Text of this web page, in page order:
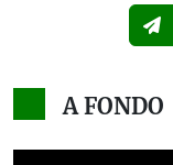
A FONDO